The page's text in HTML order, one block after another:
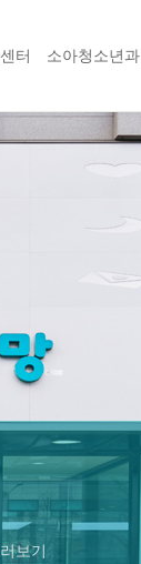
터 소아청소년과
보기